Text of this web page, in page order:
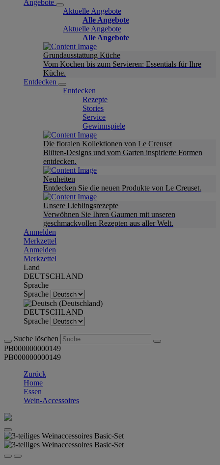
Angebote
Aktuelle Angebote
Alle Angebote
Aktuelle Angebote
Alle Angebote
Grundausstattung Küche
Vom Kochen bis zum Servieren: Essentials für Ihre
Küche.
Entdecken
Entdecken
Rezepte
Stories
Service
Gewinnspiele
Die floralen Kollektionen von Le Creuset
Blüten-Designs und vom Garten inspirierte Formen
entdecken.
Neuheiten
Entdecken Sie die neuen Produkte von Le Creuset.
Unsere Lieblingsrezepte
Verwöhnen Sie Ihren Gaumen mit unseren
geschmackvollen Rezepten aus aller Welt.
Anmelden
Merkzettel
Anmelden
Merkzettel
Land
DEUTSCHLAND
Sprache
Sprache
DEUTSCHLAND
Sprache
Suche löschen
PB000000000149
PB000000000149
Zurück
Home
Essen
Wein-Accessoires